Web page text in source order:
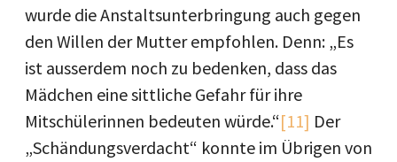
wurde die Anstaltsunterbringung auch gegen
den Willen der Mutter empfohlen. Denn: „Es
ist ausserdem noch zu bedenken, dass das
Mädchen eine sittliche Gefahr für ihre
Mitschülerinnen bedeuten würde.“[11] Der
„Schändungsverdacht“ konnte im Übrigen von